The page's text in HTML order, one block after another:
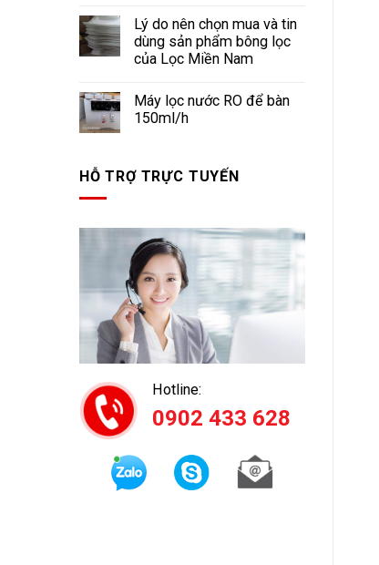
Lý do nên chọn mua và tin
dùng sản phẩm bông lọc
của Lọc Miền Nam
Máy lọc nước RO để bàn
150ml/h
HỖ TRỢ TRỰC TUYẾN
Hotline:
0902 433 628